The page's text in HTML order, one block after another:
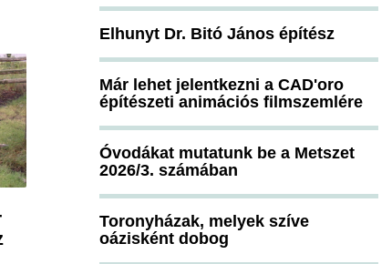
Elhunyt Dr. Bitó János építész
Már lehet jelentkezni a CAD'oro
építészeti animációs filmszemlére
Óvodákat mutatunk be a Metszet
2026/3. számában
Toronyházak, melyek szíve
oázisként dobog